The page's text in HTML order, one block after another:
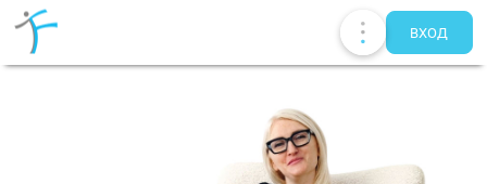
ВХОД